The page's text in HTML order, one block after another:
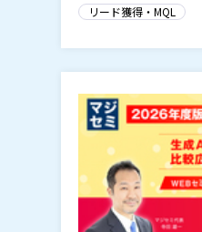
リード獲得・MQL